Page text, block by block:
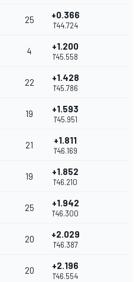
25 +0.366
1'44.724
4 +1.200
1'45.558
22 +1.428
1'45.786
19 +1.593
1'45.951
21 +1.811
1'46.169
19 +1.852
1'46.210
25 +1.942
1'46.300
20 +2.029
1'46.387
20 +2.196
1'46.554